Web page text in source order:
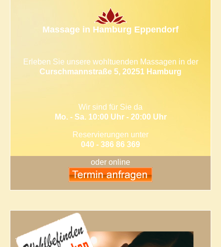
Massage in Hamburg Eppendorf
Erleben Sie unsere wohltuenden Massagen in der
Curschmannstraße 5, 20251 Hamburg
Wir sind für Sie da
Mo. - Sa. 10:00 Uhr - 20:00 Uhr
Reservierungen unter
040 - 386 86 369
oder online